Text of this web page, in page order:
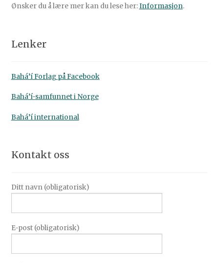
Ønsker du å lære mer kan du lese her:Informasjon.
Lenker
Bahá’í Forlag på Facebook
Bahá’í-samfunnet i Norge
Bahá’í international
Kontakt oss
Ditt navn (obligatorisk)
E-post (obligatorisk)